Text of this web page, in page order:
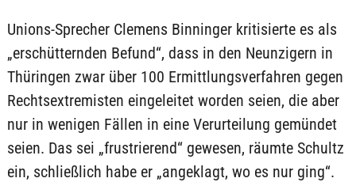
Unions-Sprecher Clemens Binninger kritisierte es als
„erschütternden Befund“, dass in den Neunzigern in
Thüringen zwar über 100 Ermittlungsverfahren gegen
Rechtsextremisten eingeleitet worden seien, die aber
nur in wenigen Fällen in eine Verurteilung gemündet
seien. Das sei „frustrierend“ gewesen, räumte Schultz
ein, schließlich habe er „angeklagt, wo es nur ging“.